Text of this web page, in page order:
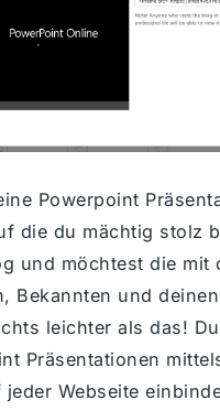
Powerpoint
die du mächtig stolz
und möchtest die mit
Bekannten und
leichter als das!
Präsentationen
jeder Webseite